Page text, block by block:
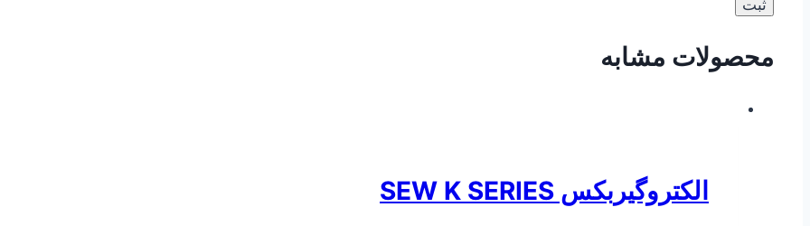
محصولات مشابه
الکتروگیربکس SEW K SERIES